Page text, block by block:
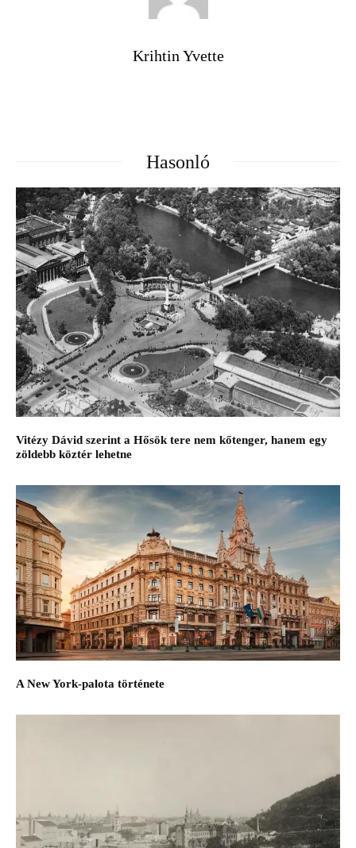
Krihtin Yvette
Hasonló
Vitézy Dávid szerint a Hősök tere nem kőtenger, hanem egy
zöldebb köztér lehetne
A New York-palota története